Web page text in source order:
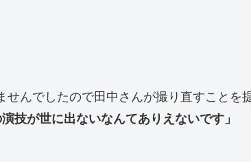
んでしたので田中さんが撮り直すことを
技が世に出ないなんてありえないです」